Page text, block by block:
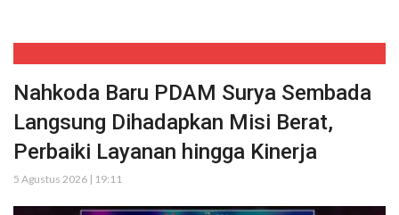
Nahkoda Baru PDAM Surya Sembada
Langsung Dihadapkan Misi Berat,
Perbaiki Layanan hingga Kinerja
5 Agustus 2026 | 19:11